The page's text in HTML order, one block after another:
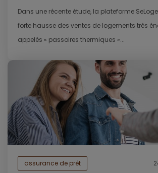
Dans une récente étude, la plateforme
forte hausse des ventes de logements très
appelés « passoires thermiques »...
assurance de prêt